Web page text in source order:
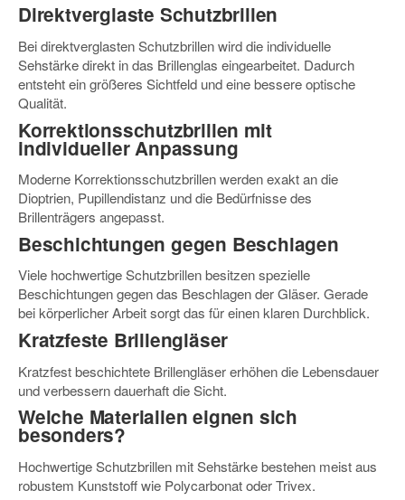
Direktverglaste Schutzbrillen
Bei direktverglasten Schutzbrillen wird die individuelle
Sehstärke direkt in das Brillenglas eingearbeitet. Dadurch
entsteht ein größeres Sichtfeld und eine bessere optische
Qualität.
Korrektionsschutzbrillen mit
individueller Anpassung
Moderne Korrektionsschutzbrillen werden exakt an die
Dioptrien, Pupillendistanz und die Bedürfnisse des
Brillenträgers angepasst.
Beschichtungen gegen Beschlagen
Viele hochwertige Schutzbrillen besitzen spezielle
Beschichtungen gegen das Beschlagen der Gläser. Gerade
bei körperlicher Arbeit sorgt das für einen klaren Durchblick.
Kratzfeste Brillengläser
Kratzfest beschichtete Brillengläser erhöhen die Lebensdauer
und verbessern dauerhaft die Sicht.
Welche Materialien eignen sich
besonders?
Hochwertige Schutzbrillen mit Sehstärke bestehen meist aus
robustem Kunststoff wie Polycarbonat oder Trivex.